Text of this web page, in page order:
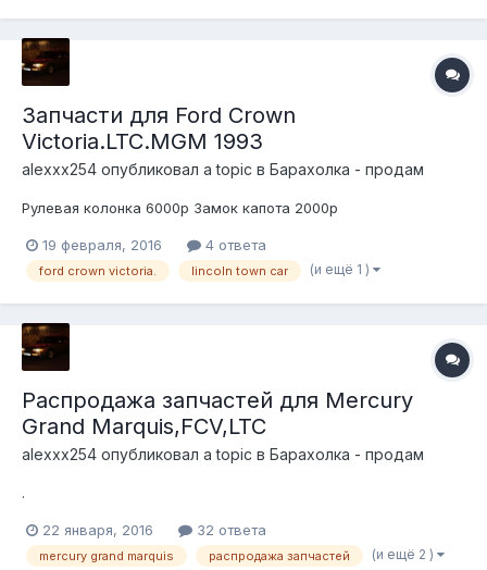
Запчасти для Ford Crown
Victoria.LTC.MGM 1993
alexxx254 опубликовал a topic в Барахолка - продам
Рулевая колонка 6000р Замок капота 2000р
19 февраля, 2016 4 ответа
ford crown victoria. lincoln town car (и ещё 1 )
Распродажа запчастей для Mercury
Grand Marquis,FCV,LTC
alexxx254 опубликовал a topic в Барахолка - продам
.
22 января, 2016 32 ответа
mercury grand marquis распродажа запчастей (и ещё 2 )